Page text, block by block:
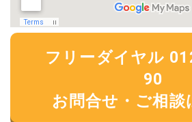
フリーダイヤル
90
お問合せ・ご相談